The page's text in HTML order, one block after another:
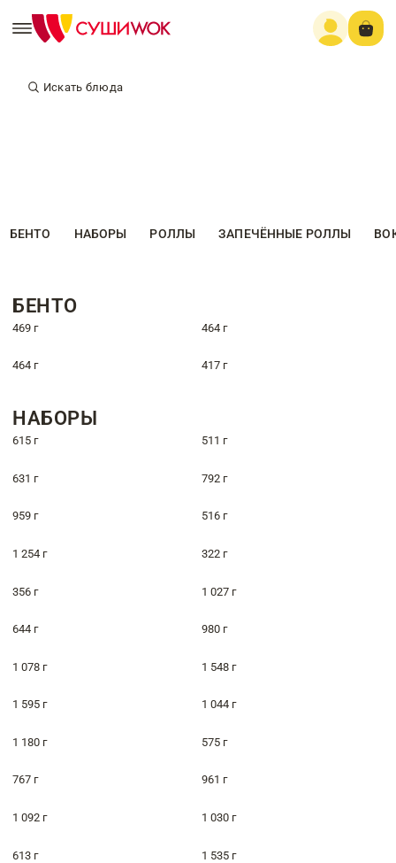
Искать блюда
БЕНТО НАБОРЫ РОЛЛЫ ЗАПЕЧЁННЫЕ РОЛЛЫ
БЕНТО
469 г 464 г
464 г 417 г
НАБОРЫ
615 г 511 г
631 г 792 г
959 г 516 г
1 254 г 322 г
356 г 1 027 г
644 г 980 г
1 078 г 1 548 г
1 595 г 1 044 г
1 180 г 575 г
767 г 961 г
1 092 г 1 030 г
613 г 1 535 г